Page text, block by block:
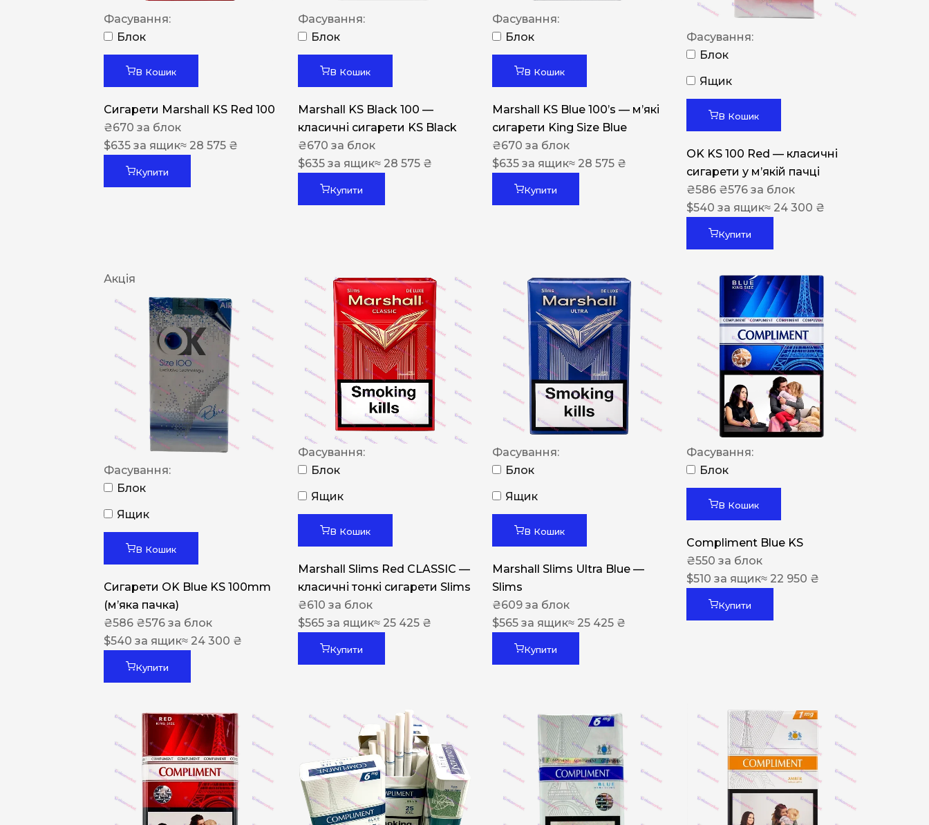
Leana
ASTRU
MONUS
NERO
NERO
Гуцульскі
Italian Blend 821
OSCAR
Сигарети LD
Фасування:
Блок
В Кошик
Сигарети Marshall KS Red 100
₴670 за блок
$635 за ящик≈ 28 575 ₴
Купити
Фасування:
Блок
В Кошик
Marshall KS Black 100 —
класичні сигарети KS Black
₴670 за блок
$635 за ящик≈ 28 575 ₴
Купити
Фасування:
Блок
В Кошик
Marshall KS Blue 100’s — м’які
сигарети King Size Blue
₴670 за блок
$635 за ящик≈ 28 575 ₴
Купити
Фасування:
Блок
Ящик
В Кошик
OK KS 100 Red — класичні
сигарети у м’якій пачці
₴586 ₴576 за блок
$540 за ящик≈ 24 300 ₴
Купити
Акція
Фасування:
Блок
Ящик
В Кошик
Сигарети OK Blue KS 100mm
(м’яка пачка)
₴586 ₴576 за блок
$540 за ящик≈ 24 300 ₴
Купити
Фасування:
Блок
Ящик
В Кошик
Marshall Slims Red CLASSIC —
класичні тонкі сигарети Slims
₴610 за блок
$565 за ящик≈ 25 425 ₴
Купити
Фасування:
Блок
Ящик
В Кошик
Marshall Slims Ultra Blue —
Slims
₴609 за блок
$565 за ящик≈ 25 425 ₴
Купити
Фасування:
Блок
В Кошик
Compliment Blue KS
₴550 за блок
$510 за ящик≈ 22 950 ₴
Купити